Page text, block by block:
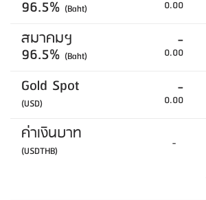
96.5% (Baht) 0.00
สมาคมฯ
96.5% (Baht)
-
0.00
Gold Spot
(USD)
-
0.00
ค่าเงินบาท
(USDTHB) -